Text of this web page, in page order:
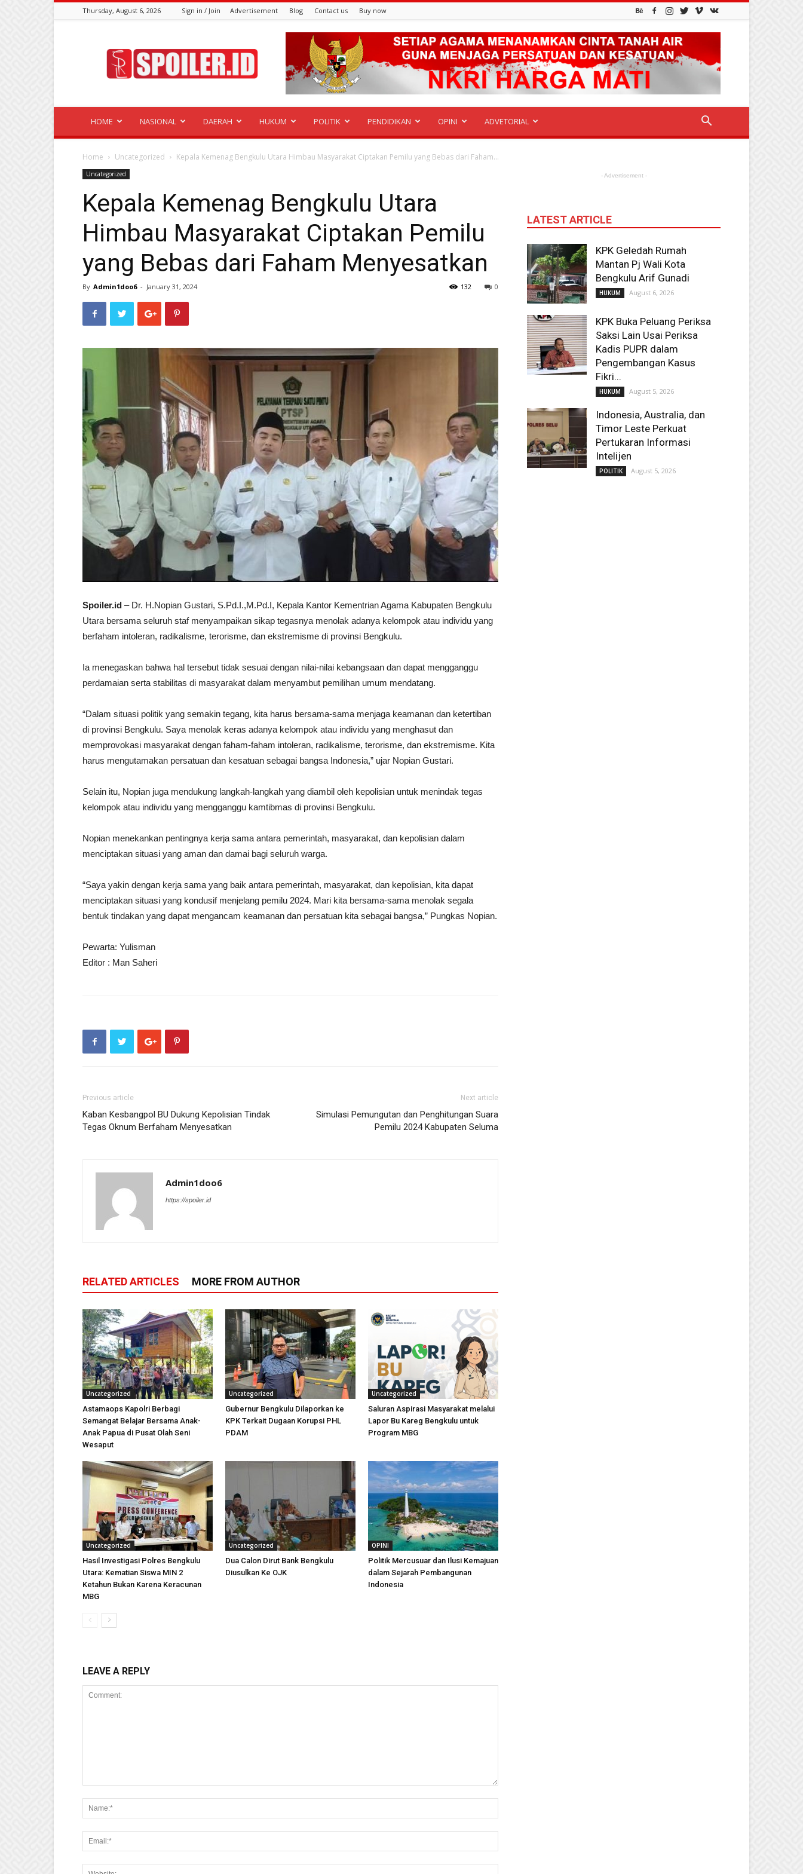
Thursday, August 6, 2026 Sign in / Join Advertisement Blog Contact us Buy now
HOME NASIONAL DAERAH HUKUM POLITIK PENDIDIKAN OPINI ADVETORIAL
Home Uncategorized Kepala Kemenag Bengkulu Utara Himbau Masyarakat Ciptakan Pemilu yang Bebas dari Faham...
Uncategorized
Kepala Kemenag Bengkulu Utara
Himbau Masyarakat Ciptakan Pemilu
yang Bebas dari Faham Menyesatkan
By Admin1doo6 - January 31, 2024 0
132
Spoiler.id – Dr. H.Nopian Gustari, S.Pd.I.,M.Pd.I, Kepala Kantor Kementrian Agama Kabupaten Bengkulu
Utara bersama seluruh staf menyampaikan sikap tegasnya menolak adanya kelompok atau individu yang
berfaham intoleran, radikalisme, terorisme, dan ekstremisme di provinsi Bengkulu.
Ia menegaskan bahwa hal tersebut tidak sesuai dengan nilai-nilai kebangsaan dan dapat mengganggu
perdamaian serta stabilitas di masyarakat dalam menyambut pemilihan umum mendatang.
“Dalam situasi politik yang semakin tegang, kita harus bersama-sama menjaga keamanan dan ketertiban
di provinsi Bengkulu. Saya menolak keras adanya kelompok atau individu yang menghasut dan
memprovokasi masyarakat dengan faham-faham intoleran, radikalisme, terorisme, dan ekstremisme. Kita
harus mengutamakan persatuan dan kesatuan sebagai bangsa Indonesia,” ujar Nopian Gustari.
Selain itu, Nopian juga mendukung langkah-langkah yang diambil oleh kepolisian untuk menindak tegas
kelompok atau individu yang mengganggu kamtibmas di provinsi Bengkulu.
Nopian menekankan pentingnya kerja sama antara pemerintah, masyarakat, dan kepolisian dalam
menciptakan situasi yang aman dan damai bagi seluruh warga.
“Saya yakin dengan kerja sama yang baik antara pemerintah, masyarakat, dan kepolisian, kita dapat
menciptakan situasi yang kondusif menjelang pemilu 2024. Mari kita bersama-sama menolak segala
bentuk tindakan yang dapat mengancam keamanan dan persatuan kita sebagai bangsa,” Pungkas Nopian.
Pewarta: Yulisman
Editor : Man Saheri
Previous article
Kaban Kesbangpol BU Dukung Kepolisian Tindak
Tegas Oknum Berfaham Menyesatkan
Next article
Simulasi Pemungutan dan Penghitungan Suara
Pemilu 2024 Kabupaten Seluma
Admin1doo6
https://spoiler.id
RELATED ARTICLES MORE FROM AUTHOR
Uncategorized
Astamaops Kapolri Berbagi
Semangat Belajar Bersama Anak-
Anak Papua di Pusat Olah Seni
Wesaput
Uncategorized
Gubernur Bengkulu Dilaporkan ke
KPK Terkait Dugaan Korupsi PHL
PDAM
Uncategorized
Saluran Aspirasi Masyarakat melalui
Lapor Bu Kareg Bengkulu untuk
Program MBG
Uncategorized
Hasil Investigasi Polres Bengkulu
Utara: Kematian Siswa MIN 2
Ketahun Bukan Karena Keracunan
MBG
Uncategorized
Dua Calon Dirut Bank Bengkulu
Diusulkan Ke OJK
OPINI
Politik Mercusuar dan Ilusi Kemajuan
dalam Sejarah Pembangunan
Indonesia
LEAVE A REPLY
- Advertisement -
LATEST ARTICLE
KPK Geledah Rumah
Mantan Pj Wali Kota
Bengkulu Arif Gunadi
HUKUM August 6, 2026
KPK Buka Peluang Periksa
Saksi Lain Usai Periksa
Kadis PUPR dalam
Pengembangan Kasus
Fikri...
HUKUM August 5, 2026
Indonesia, Australia, dan
Timor Leste Perkuat
Pertukaran Informasi
Intelijen
POLITIK August 5, 2026